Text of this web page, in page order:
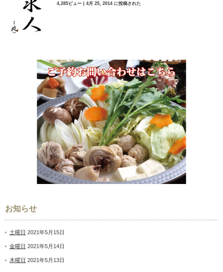
4,285ビュー 4月 25, 2014 に投稿された
お知らせ
土曜日 2021年5月15日
金曜日 2021年5月14日
木曜日 2021年5月13日